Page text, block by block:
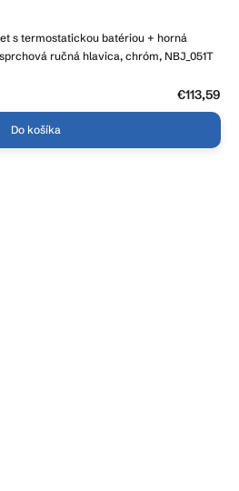
s termostatickou batériou + horná
ručná hlavica, chróm, NBJ_051T
€113,59
Do košíka